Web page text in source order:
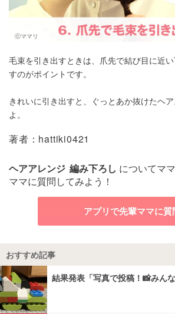
ⓒママリ
毛束を引き出すときは、爪先で結び目に近
すのがポイントです。
きれいに引き出すと、ぐっとあか抜けたヘ
よ。
著者：hattiki0421
ヘアアレンジ 編み下ろし についてマ
ママに質問してみよう！
アプリで先輩ママに質
おすすめ記事
結果発表「写真で投稿！📸みん